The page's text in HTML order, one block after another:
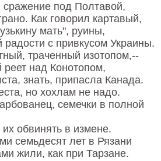
сражение под Полтавой,
Как говорил картавый,
мать", руины,
радости с привкусом Украины.
траченный изотопом,--
над Конотопом,
знать, припасла Канада.
но хохлам не надо.
семечки в полной
обвинять в измене.
семьдесят лет в Рязани
жили, как при Тарзане.